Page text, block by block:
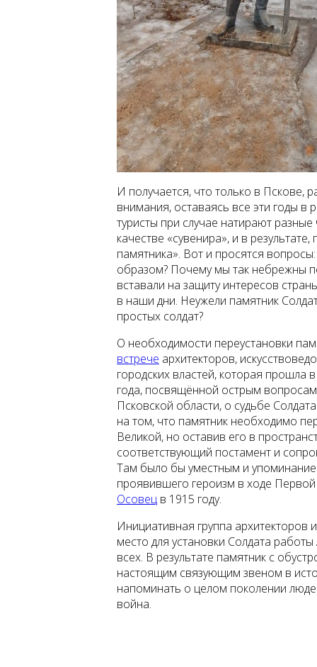
И получается, что только в Пскове,
внимания, оставаясь все эти годы в
туристы при случае натирают
качестве «сувенира», и в
памятника». Вот и просятся
образом? Почему мы так небрежны
вставали на защиту интересов
в наши дни. Неужели памятник
простых солдат?
О необходимости переустановки
встрече архитекторов,
городских властей, которая
года, посвящённой острым
Псковской области, о судьбе
на том, что памятник необходимо
Великой, но оставив его в
соответствующий постамент и
Там было бы уместным и упоминание
проявившего героизм в ходе
Осовец в 1915 году.
Инициативная группа архитекторов
место для установки Солдата
всех. В результате памятник с
настоящим связующим звеном в
напоминать о целом поколении
война.